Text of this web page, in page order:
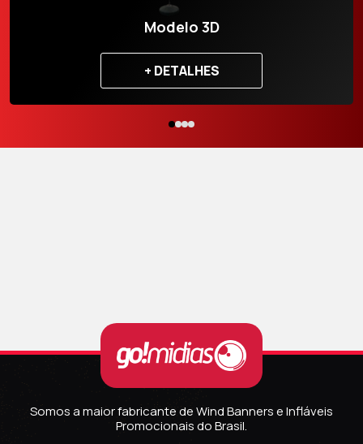
Modelo 3D
+ DETALHES
Somos a maior fabricante de Wind Banners e Infláveis
Promocionais do Brasil.